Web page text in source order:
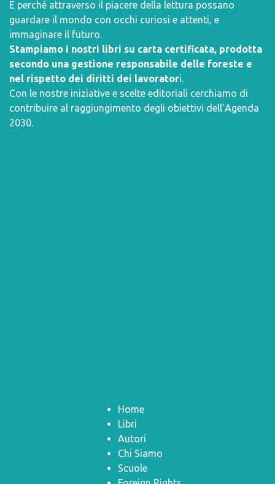
E perché attraverso il piacere della lettura possano
guardare il mondo con occhi curiosi e attenti, e
immaginare il futuro.
Stampiamo i nostri libri su carta certificata, prodotta
secondo una gestione responsabile delle foreste e
nel rispetto dei diritti dei lavoratori.
Con le nostre iniziative e scelte editoriali cerchiamo di
contribuire al raggiungimento degli obiettivi dell’Agenda
2030.
Home
Libri
Autori
Chi Siamo
Scuole